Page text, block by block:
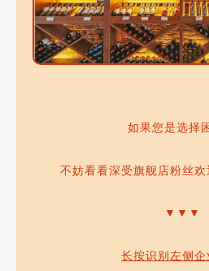
如果您是选择
不妨看看深受旗舰店粉丝欢
▼▼▼
长按识别左侧